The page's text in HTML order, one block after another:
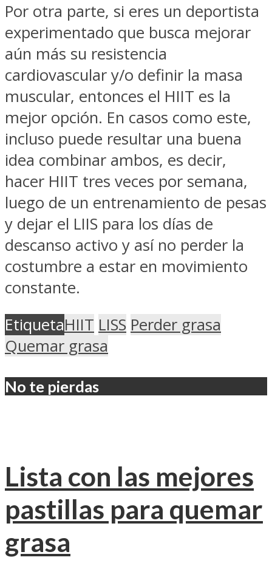
Por otra parte, si eres un deportista
experimentado que busca mejorar
aún más su resistencia
cardiovascular y/o definir la masa
muscular, entonces el HIIT es la
mejor opción. En casos como este,
incluso puede resultar una buena
idea combinar ambos, es decir,
hacer HIIT tres veces por semana,
luego de un entrenamiento de pesas
y dejar el LIIS para los días de
descanso activo y así no perder la
costumbre a estar en movimiento
constante.
EtiquetaHIIT LISS Perder grasa
Quemar grasa
No te pierdas
Lista con las mejores
pastillas para quemar
grasa